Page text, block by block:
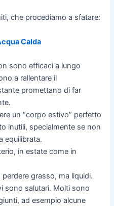
che procediamo a sfatare:
Calda
sono efficaci a lungo
a rallentare il
promettano di far
un “corpo estivo” perfetto
inutili, specialmente se non
equilibrata.
in estate come in
grasso, ma liquidi.
sono salutari. Molti sono
ad esempio alcune